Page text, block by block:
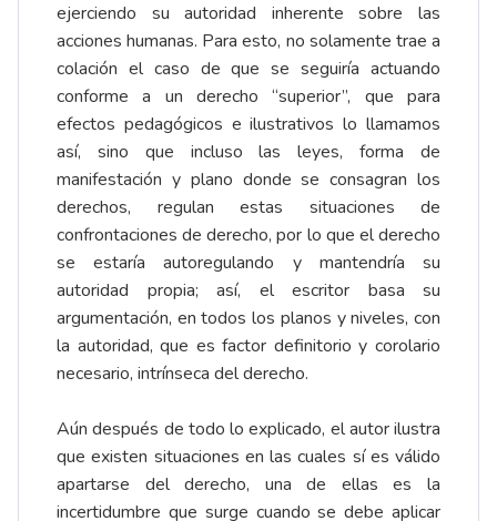
ejerciendo su autoridad inherente sobre las
acciones humanas. Para esto, no solamente trae a
colación el caso de que se seguiría actuando
conforme a un derecho “superior”, que para
efectos pedagógicos e ilustrativos lo llamamos
así, sino que incluso las leyes, forma de
manifestación y plano donde se consagran los
derechos, regulan estas situaciones de
confrontaciones de derecho, por lo que el derecho
se estaría autoregulando y mantendría su
autoridad propia; así, el escritor basa su
argumentación, en todos los planos y niveles, con
la autoridad, que es factor definitorio y corolario
necesario, intrínseca del derecho.
Aún después de todo lo explicado, el autor ilustra
que existen situaciones en las cuales sí es válido
apartarse del derecho, una de ellas es la
incertidumbre que surge cuando se debe aplicar